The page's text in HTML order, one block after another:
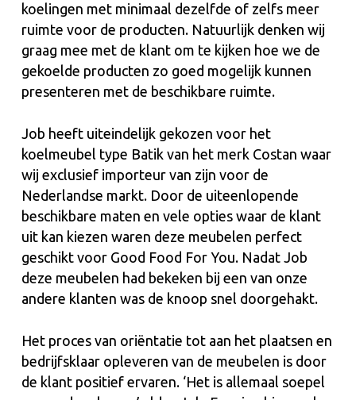
koelingen met minimaal dezelfde of zelfs meer
ruimte voor de producten. Natuurlijk denken wij
graag mee met de klant om te kijken hoe we de
gekoelde producten zo goed mogelijk kunnen
presenteren met de beschikbare ruimte.
Job heeft uiteindelijk gekozen voor het
koelmeubel type Batik van het merk Costan waar
wij exclusief importeur van zijn voor de
Nederlandse markt. Door de uiteenlopende
beschikbare maten en vele opties waar de klant
uit kan kiezen waren deze meubelen perfect
geschikt voor Good Food For You. Nadat Job
deze meubelen had bekeken bij een van onze
andere klanten was de knoop snel doorgehakt.
Het proces van oriëntatie tot aan het plaatsen en
bedrijfsklaar opleveren van de meubelen is door
de klant positief ervaren. ‘Het is allemaal soepel